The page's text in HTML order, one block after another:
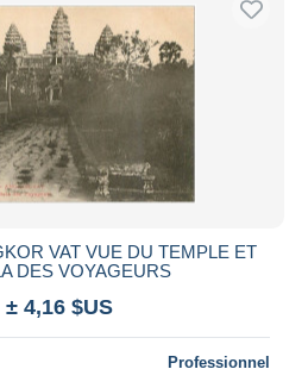
VAT VUE DU TEMPLE ET
DES VOYAGEURS
± 4,16 $US
Professionnel